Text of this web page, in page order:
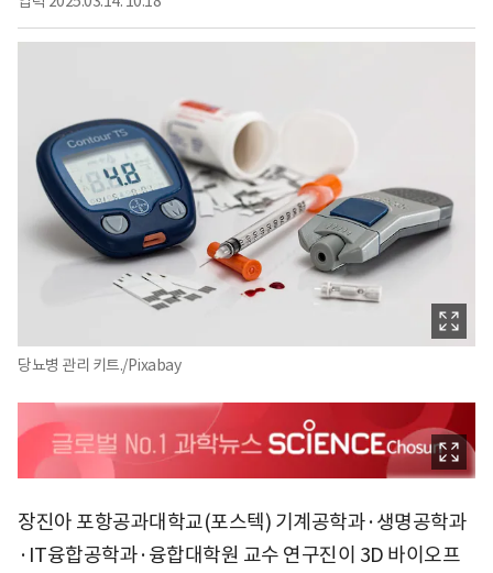
당뇨병 관리 키트./Pixabay
장진아 포항공과대학교(포스텍) 기계공학과·생명공학과
·IT융합공학과·융합대학원 교수 연구진이 3D 바이오프